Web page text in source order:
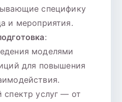
специфику
и мероприятия.
:
моделями
для повышения
спектр услуг — от